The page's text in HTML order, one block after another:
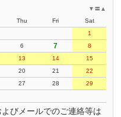
▲
〓
▼
Thu Fri
Sat
1
6 7
8
13 14
15
20 21
22
27 28
29
びメールでのご連絡等は